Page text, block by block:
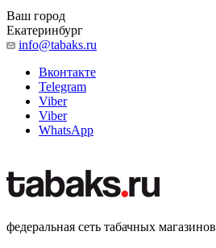
Ваш город
Екатеринбург
info@tabaks.ru
Вконтакте
Telegram
Viber
Viber
WhatsApp
федеральная сеть табачных магазинов